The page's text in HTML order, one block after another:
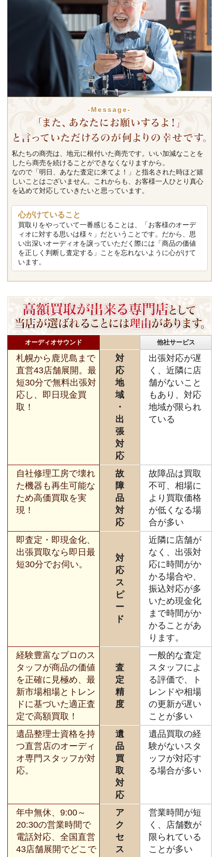
-Message-
私たちの商売は、地元に根付いた商売です。いい加減なことを
したら商売を続けることができなくなりますから。
なので「明日、あなた査定に来てよ！」と指名された時ほど嬉
しいことはございません。これからも、お客様一人ひとり真心
を込めて対応していきたいと思っています。
心がけていること
買取りをやっていて一番感じることは、「お客様のオーデ
ィオに対する思いは様々」だということです。だから、思
い出深いオーディオを譲っていただく際には「商品の価値
を正しく判断し査定する」ことを忘れないように心がけて
います。
オーディオサウンド 他社サービス
札幌から鹿児島まで
直営43店舗展開。最
短30分で無料出張対
応し、即日現金買
取！
対
応
地
域
・
出
張
対
応
出張対応が遅
く、近隣に店
舗がないこと
もあり、対応
地域が限られ
ている
自社修理工房で壊れ
た機器も再生可能な
ため高価買取を実
現！
故
障
品
対
応
故障品は買取
不可、相場に
より買取価格
が低くなる場
合が多い
即査定・即現金化、
出張買取なら即日最
短30分でお伺い。
対
応
ス
ピ
ー
ド
近隣に店舗が
なく、出張対
応に時間がか
かる場合や、
振込対応が多
いため現金化
まで時間がか
かることがあ
ります。
経験豊富なプロのス
タッフが商品の価値
を正確に見極め、最
新市場相場とトレン
ドに基づいた適正査
定で高額買取！
査
定
精
度
一般的な査定
スタッフによ
る評価で、ト
レンドや相場
の更新が遅い
ことが多い
遺品整理士資格を持
つ直営店のオーディ
オ専門スタッフが対
応。
遺
品
買
取
対
応
遺品買取の経
験がないスタ
ッフが対応す
る場合が多い
年中無休、9:00～
20:30の営業時間で
電話対応、全国直営
43店舗展開でどこで
ア
ク
セ
ス
営業時間が短
く、店舗数が
限られている
ことが多い